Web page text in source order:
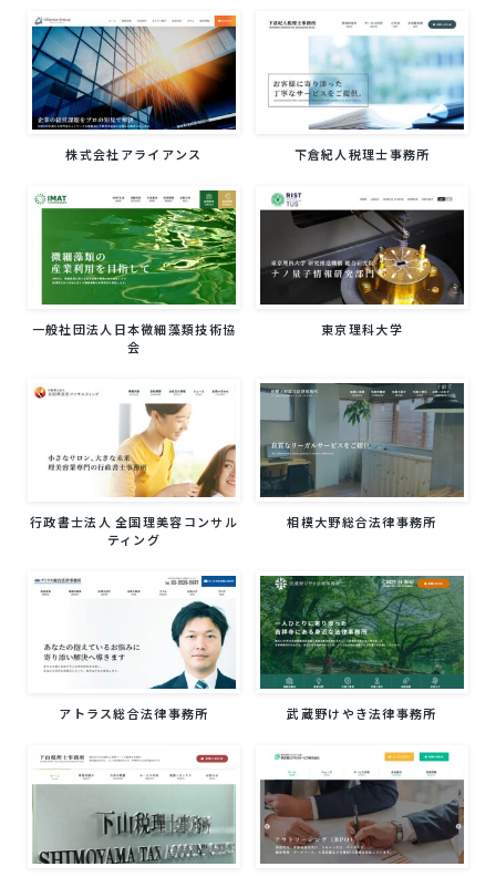
株式会社アライアンス 下倉紀人税理士事務所
一般社団法人日本微細藻類技術協
会
東京理科大学
行政書士法人 全国理美容コンサル
ティング
相模大野総合法律事務所
アトラス総合法律事務所 武蔵野けやき法律事務所